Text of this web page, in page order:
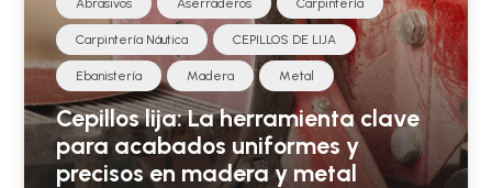
Carpintería Náutica CEPILLOS DE LIJA
Ebanistería Madera Metal
Cepillos lija: La herramienta clave
para acabados uniformes y
precisos en madera y metal